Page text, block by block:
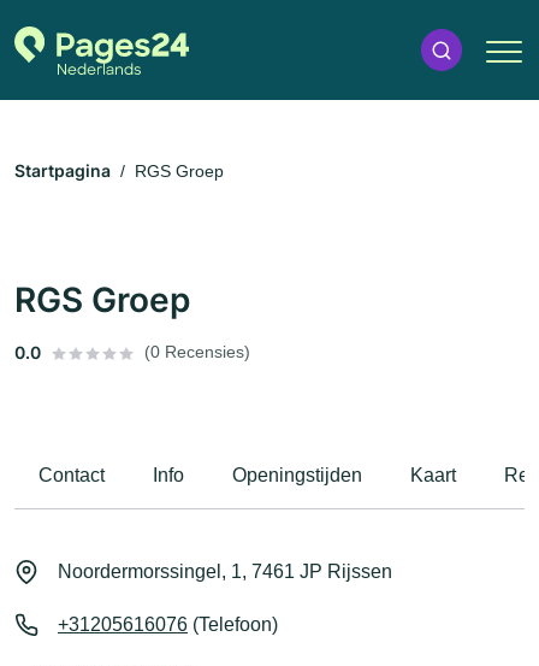
Startpagina RGS Groep
RGS Groep
0.0 (0 Recensies)
Contact Info Openingstijden Kaart
Noordermorssingel, 1, 7461 JP Rijssen
+31205616076 (Telefoon)